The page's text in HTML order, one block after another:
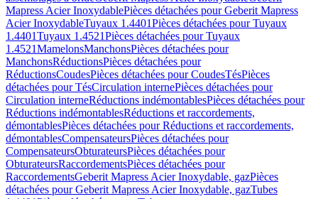
Mapress Acier InoxydablePièces détachées pour Geberit Mapress
Acier InoxydableTuyaux 1.4401Pièces détachées pour Tuyaux
1.4401Tuyaux 1.4521Pièces détachées pour Tuyaux
1.4521MamelonsManchonsPièces détachées pour
ManchonsRéductionsPièces détachées pour
RéductionsCoudesPièces détachées pour CoudesTésPièces
détachées pour TésCirculation internePièces détachées pour
Circulation interneRéductions indémontablesPièces détachées pour
Réductions indémontablesRéductions et raccordements,
démontablesPièces détachées pour Réductions et raccordements,
démontablesCompensateursPièces détachées pour
CompensateursObturateursPièces détachées pour
ObturateursRaccordementsPièces détachées pour
RaccordementsGeberit Mapress Acier Inoxydable, gazPièces
détachées pour Geberit Mapress Acier Inoxydable, gazTubes